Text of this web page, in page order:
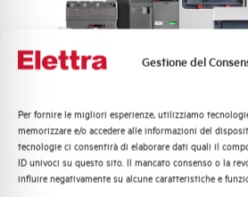
Gestione del
Per fornire le migliori esperienze, utilizziamo
memorizzare e/o accedere alle informazioni del
tecnologie ci consentirà di elaborare dati quali il
ID univoci su questo sito. Il mancato consenso o la
influire negativamente su alcune caratteristiche e
Consumo a 24V
Norma EN
Quali argomenti ti
Distribuzione di Energia
Automazione Industriale